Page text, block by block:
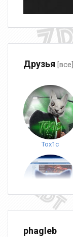
Друзья [все]
Tox1c
phagleb